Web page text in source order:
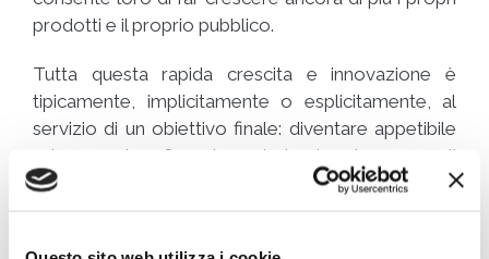
prodotti e il proprio pubblico.
Tutta questa rapida crescita e innovazione è
tipicamente, implicitamente o esplicitamente, al
servizio di un obiettivo finale: diventare appetibile
sul mercato. Quando un’azienda si apre agli
investimenti di grosse multinazionali, crea